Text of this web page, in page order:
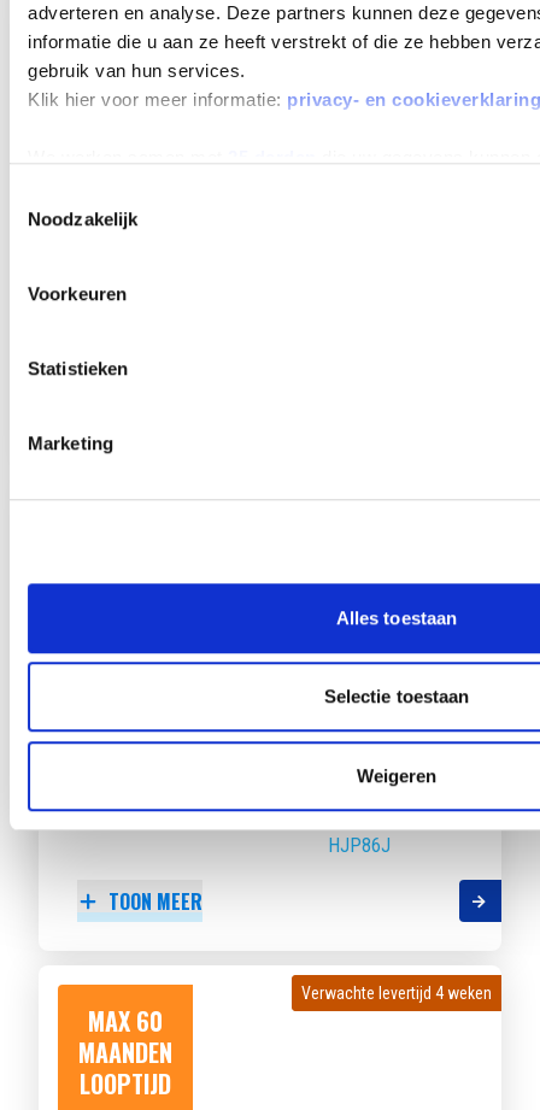
adverteren en analyse. Deze partners kunnen deze
informatie die u aan ze heeft verstrekt of die ze hebben
gebruik van hun services.
Klik hier voor meer informatie: privacy- en cookieverklaring
Noodzakelijk
Voorkeuren
Statistieken
Marketing
Alles toestaan
Selectie toestaan
Weigeren
MAX 60
MAANDEN
LOOPTIJD
Verwachte levertijd 4 weken
Verwachte levertijd 4 weken
RENAULT CAPTUR
Beschikbaar vanaf
LOOPTIJD
Verwachte levertijd 4 weken
Verwachte levertijd 4 weken
RENAULT CAPTUR
Bouwjaar 202547.516 km geredenKenteken
HJP86J
TOON MEER
MAX 60
MAANDEN
LOOPTIJD
Verwachte levertijd 4 weken
Verwachte levertijd 4 weken